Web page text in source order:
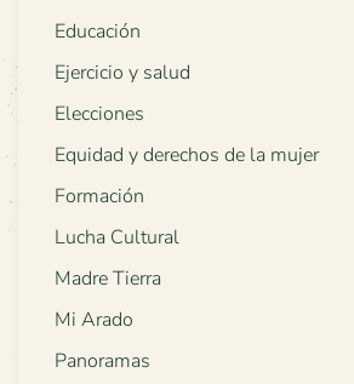
Educación
Ejercicio y salud
Elecciones
Equidad y derechos de la mujer
Formación
Lucha Cultural
Madre Tierra
Mi Arado
Panoramas